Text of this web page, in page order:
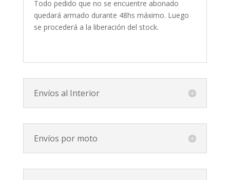
Todo pedido que no se encuentre abonado
quedará armado durante 48hs máximo. Luego
se procederá a la liberación del stock.
Envíos al Interior
Envíos por moto